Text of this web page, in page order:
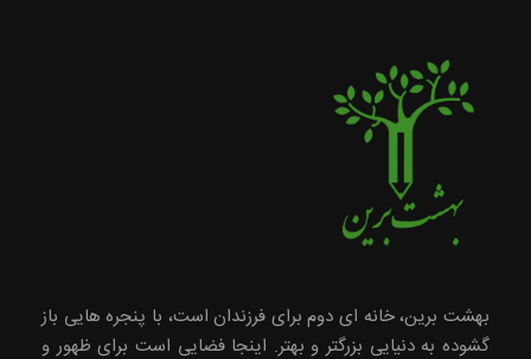
بهشت برین، خانه ای دوم برای فرزندان است، با پنجره هایی باز
گشوده به دنیایی بزرگتر و بهتر. اینجا فضایی است برای ظهور و